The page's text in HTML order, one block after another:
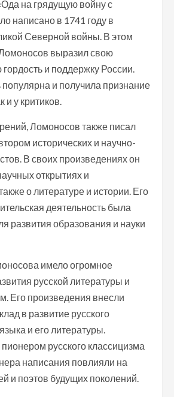
на грядущую войну с
написано в 1741 году в
Северной войны. В этом
выразил свою
гордость и поддержку России.
и получила признание
и у критиков.
Ломоносов также писал
исторических и научно-
В своих произведениях он
открытиях и
о литературе и истории. Его
деятельность была
развития образования и науки
имело огромное
русской литературы и
Его произведения внесли
в развитие русского
и его литературы.
русского классицизма
написания повлияли на
и поэтов будущих поколений.